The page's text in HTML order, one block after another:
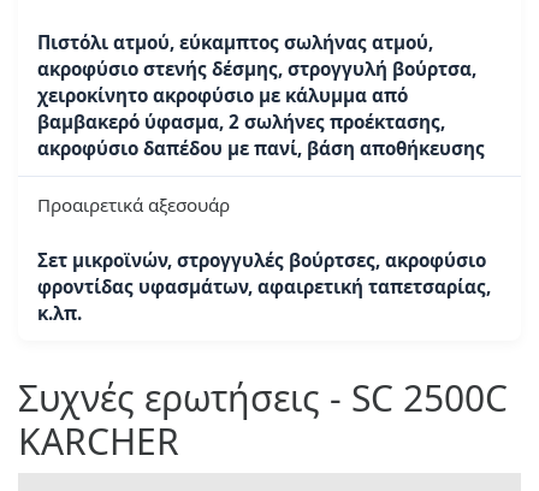
Πιστόλι ατμού, εύκαμπτος σωλήνας ατμού,
ακροφύσιο στενής δέσμης, στρογγυλή βούρτσα,
χειροκίνητο ακροφύσιο με κάλυμμα από
βαμβακερό ύφασμα, 2 σωλήνες προέκτασης,
ακροφύσιο δαπέδου με πανί, βάση αποθήκευσης
Προαιρετικά αξεσουάρ
Σετ μικροϊνών, στρογγυλές βούρτσες, ακροφύσιο
φροντίδας υφασμάτων, αφαιρετική ταπετσαρίας,
κ.λπ.
Συχνές ερωτήσεις - SC 2500C
KARCHER